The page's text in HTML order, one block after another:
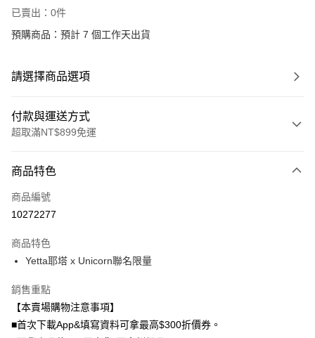
已賣出：0件
預購商品：預計 7 個工作天出貨
請選擇商品選項
付款與運送方式
超取滿NT$899免運
信用卡一次付款
信用卡分期付款
合作金庫商業銀行
華南商業銀行
國泰世華商業銀行
臺灣中小企業銀行
匯豐（台灣）商業銀行
華泰商業銀行
6 期 0 利率 每期
華南商業銀行
上海商業儲蓄銀行
國泰世華商業銀行
臺灣中小企業銀行
台中商業銀行
12 期 0 利率 每期 NT$90
合作金庫商業銀行
華南商業銀行
上海商業儲蓄銀行
台北富邦商業銀行
國泰世華商業銀行
24 期 0 利率 每期
合作金庫商業銀行
華南商業銀行
彰化商業銀行
超商取貨付款
商品特色
商品編號
10272277
商品特色
Yetta耶塔 x Unicorn聯名限量
銷售重點
【本賣場購物注意事項】
■首次下載App&填寫資料可拿最高$300折價券。